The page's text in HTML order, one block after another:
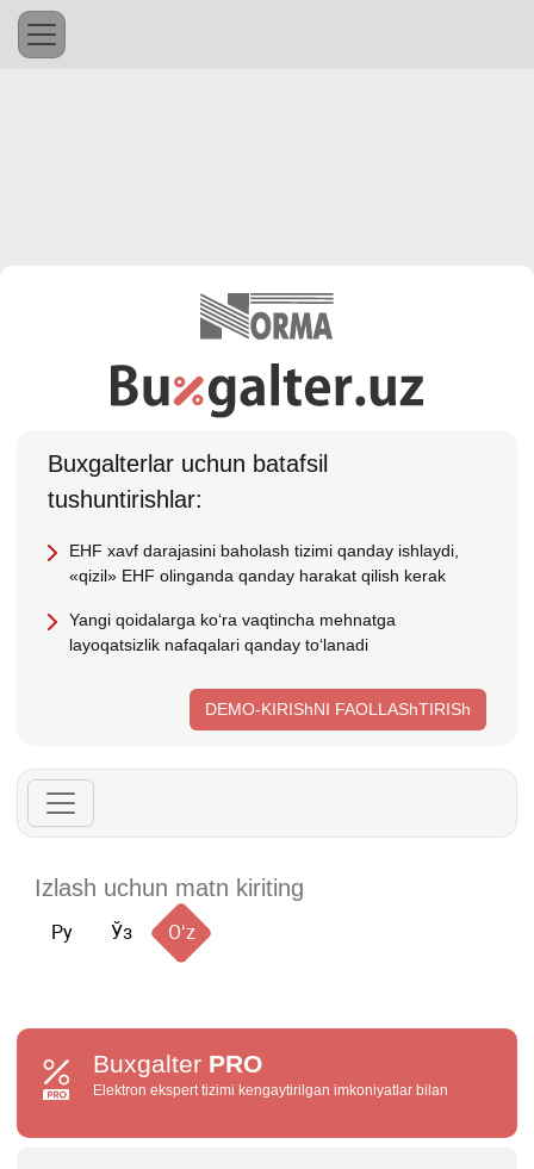
Buхgalterlar uchun batafsil
tushuntirishlar:
EHF хavf darajasini baholash tizimi qanday ishlaydi,
«qizil» EHF olinganda qanday harakat qilish kerak
Yangi qoidalarga koʻra vaqtincha mehnatga
layoqatsizlik nafaqalari qanday toʻlanadi
DEMO-KIRIShNI FAOLLAShTIRISh
Ру Ўз Oʻz
Buxgalter PRO
Elektron ekspert tizimi kengaytirilgan imkoniyatlar bilan